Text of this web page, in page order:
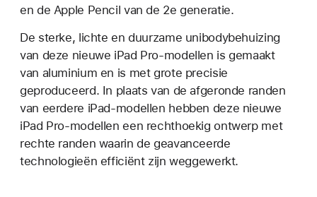
en de Apple Pencil van de 2e generatie.
De sterke, lichte en duurzame unibodybehuizing
van deze nieuwe iPad Pro-modellen is gemaakt
van aluminium en is met grote precisie
geproduceerd. In plaats van de afgeronde randen
van eerdere iPad-modellen hebben deze nieuwe
iPad Pro-modellen een rechthoekig ontwerp met
rechte randen waarin de geavanceerde
technologieën efficiënt zijn weggewerkt.